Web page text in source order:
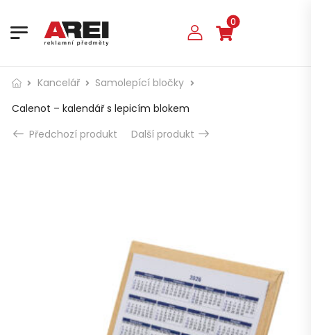
0
Kancelář
Samolepící bločky
Calenot – kalendář s lepicím blokem
Předchozí produkt
Další produkt